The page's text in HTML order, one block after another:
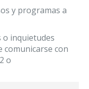
y programas a
o inquietudes
comunicarse con
o